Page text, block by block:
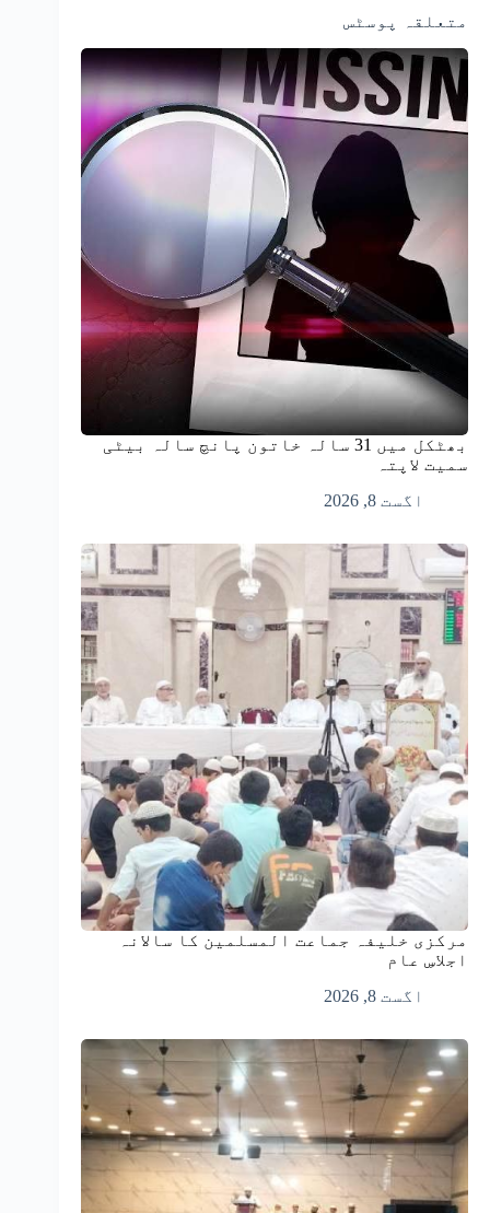
متعلقہ پوسٹس
بھٹکل میں 31 سالہ خاتون پانچ سالہ بیٹی
سمیت لاپتہ
اگست 8, 2026
مرکزی خلیفہ جماعت المسلمین کا سالانہ
اجلاسِ عام
اگست 8, 2026